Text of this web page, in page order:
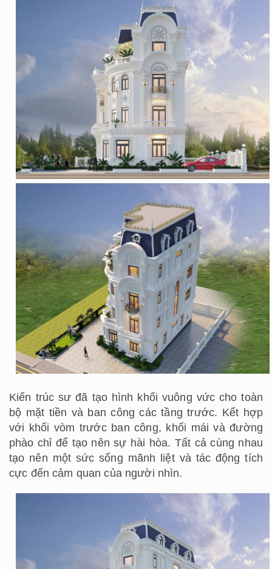
Kiến trúc sư đã tạo hình khối vuông vức cho toàn
bộ mặt tiền và ban công các tầng trước. Kết hợp
với khối vòm trước ban công, khối mái và đường
phào chỉ để tạo nên sự hài hòa. Tất cả cùng nhau
tạo nên một sức sống mãnh liệt và tác động tích
cực đến cảm quan của người nhìn.